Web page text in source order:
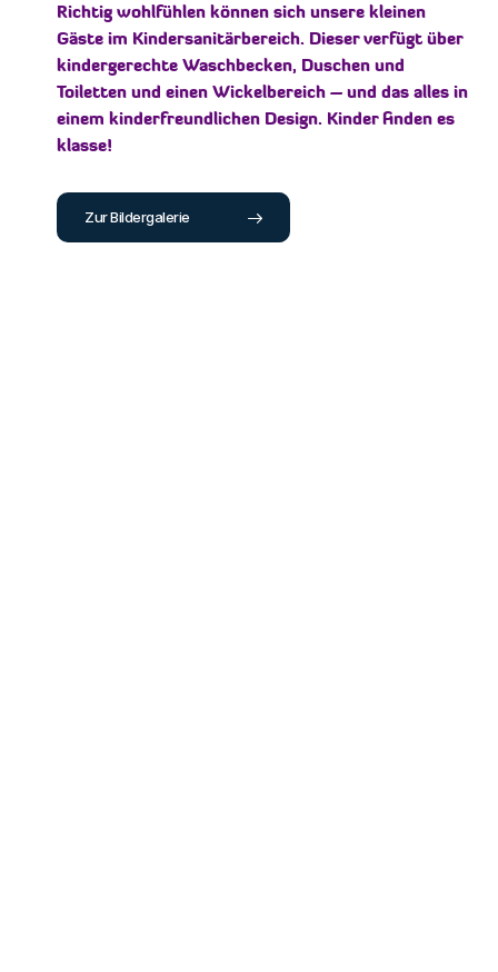
Richtig wohlfühlen können sich unsere kleinen
Gäste im Kindersanitärbereich. Dieser verfügt über
kindergerechte Waschbecken, Duschen und
Toiletten und einen Wickelbereich – und das alles in
einem kinderfreundlichen Design. Kinder finden es
klasse!
Zur Bildergalerie